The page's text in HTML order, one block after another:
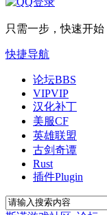
只需一步，快速开始
快捷导航
论坛BBS
VIPVIP
汉化补丁
美服CF
英雄联盟
古剑奇谭
Rust
插件Plugin